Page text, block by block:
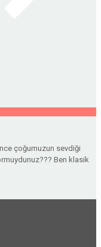
çoğumuzun sevdiği
Ben klasik